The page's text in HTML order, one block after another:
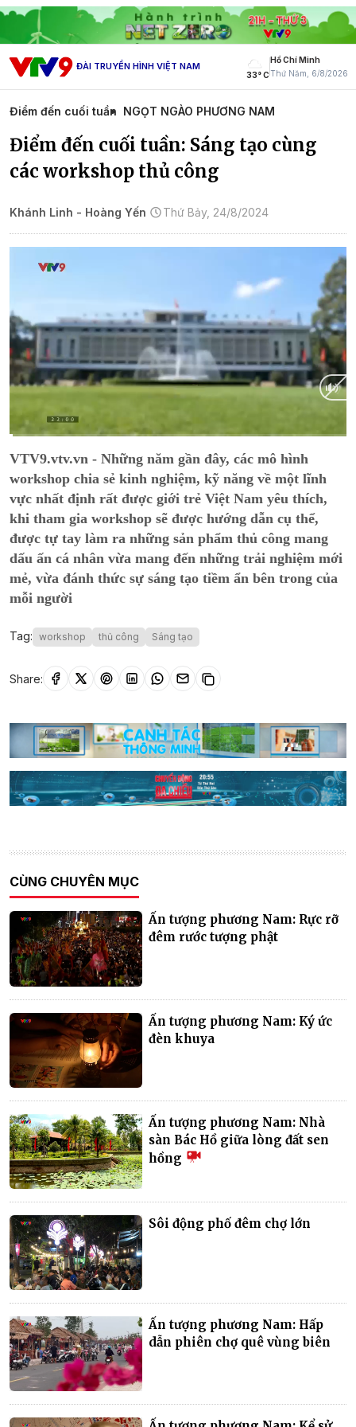
ĐÀI TRUYỀN HÌNH VIỆT NAM
33° C
Hồ Chí Minh
Thứ Năm, 6/8/2026
Điểm đến cuối tuần NGỌT NGÀO PHƯƠNG NAM
Điểm đến cuối tuần: Sáng tạo cùng
các workshop thủ công
Khánh Linh - Hoàng Yến Thứ Bảy, 24/8/2024
Time
VTV9.vtv.vn - Những năm gần đây, các mô hình
workshop chia sẻ kinh nghiệm, kỹ năng về một lĩnh
vực nhất định rất được giới trẻ Việt Nam yêu thích,
khi tham gia workshop sẽ được hướng dẫn cụ thể,
được tự tay làm ra những sản phẩm thủ công mang
dấu ấn cá nhân vừa mang đến những trải nghiệm mới
mẻ, vừa đánh thức sự sáng tạo tiềm ẩn bên trong của
mỗi người
Tag: workshop thủ công Sáng tạo
Share:
CÙNG CHUYÊN MỤC
Ấn tượng phương Nam: Rực rỡ
đêm rước tượng phật
Ấn tượng phương Nam: Ký ức
đèn khuya
Ấn tượng phương Nam: Nhà
sàn Bác Hồ giữa lòng đất sen
hồng
Sôi động phố đêm chợ lớn
Ấn tượng phương Nam: Hấp
dẫn phiên chợ quê vùng biên